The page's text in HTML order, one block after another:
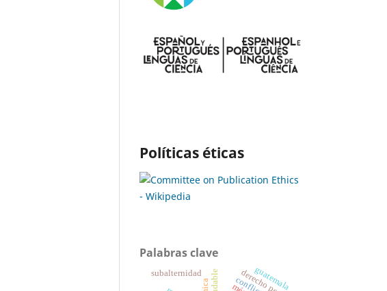
Políticas éticas
Palabras clave
subalternidad guatemala